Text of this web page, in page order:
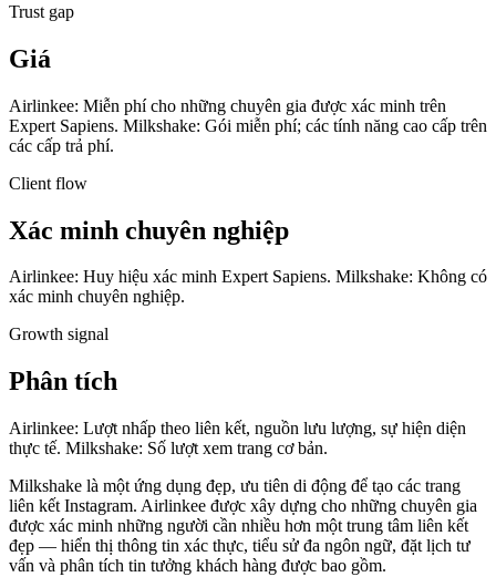
Trust gap
Giá
Airlinkee: Miễn phí cho những chuyên gia được xác minh trên
Expert Sapiens. Milkshake: Gói miễn phí; các tính năng cao cấp trên
các cấp trả phí.
Client flow
Xác minh chuyên nghiệp
Airlinkee: Huy hiệu xác minh Expert Sapiens. Milkshake: Không có
xác minh chuyên nghiệp.
Growth signal
Phân tích
Airlinkee: Lượt nhấp theo liên kết, nguồn lưu lượng, sự hiện diện
thực tế. Milkshake: Số lượt xem trang cơ bản.
Milkshake là một ứng dụng đẹp, ưu tiên di động để tạo các trang
liên kết Instagram. Airlinkee được xây dựng cho những chuyên gia
được xác minh những người cần nhiều hơn một trung tâm liên kết
đẹp — hiển thị thông tin xác thực, tiểu sử đa ngôn ngữ, đặt lịch tư
vấn và phân tích tin tưởng khách hàng được bao gồm.